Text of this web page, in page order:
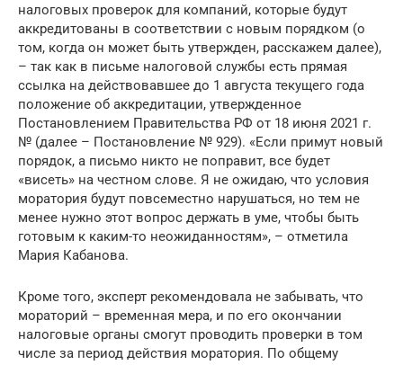
налоговых проверок для компаний, которые будут
аккредитованы в соответствии с новым порядком (о
том, когда он может быть утвержден, расскажем далее),
– так как в письме налоговой службы есть прямая
ссылка на действовавшее до 1 августа текущего года
положение об аккредитации, утвержденное
Постановлением Правительства РФ от 18 июня 2021 г.
№ (далее – Постановление № 929). «Если примут новый
порядок, а письмо никто не поправит, все будет
«висеть» на честном слове. Я не ожидаю, что условия
моратория будут повсеместно нарушаться, но тем не
менее нужно этот вопрос держать в уме, чтобы быть
готовым к каким-то неожиданностям», – отметила
Мария Кабанова.
Кроме того, эксперт рекомендовала не забывать, что
мораторий – временная мера, и по его окончании
налоговые органы смогут проводить проверки в том
числе за период действия моратория. По общему